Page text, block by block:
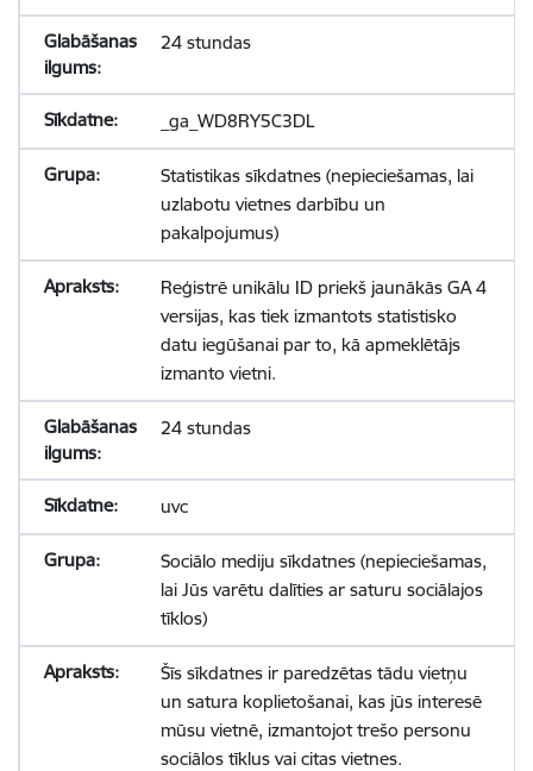
24 stundas
_ga_WD8RY5C3DL
Statistikas sīkdatnes (nepieciešamas, lai
uzlabotu vietnes darbību un
pakalpojumus)
Reģistrē unikālu ID priekš jaunākās GA 4
versijas, kas tiek izmantots statistisko
datu iegūšanai par to, kā apmeklētājs
izmanto vietni.
24 stundas
uvc
Sociālo mediju sīkdatnes (nepieciešamas,
lai Jūs varētu dalīties ar saturu sociālajos
tīklos)
Šīs sīkdatnes ir paredzētas tādu vietņu
un satura koplietošanai, kas jūs interesē
mūsu vietnē, izmantojot trešo personu
sociālos tīklus vai citas vietnes.